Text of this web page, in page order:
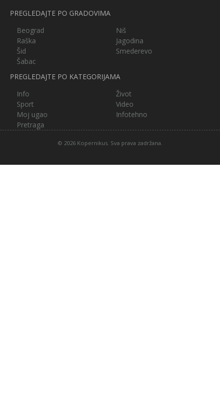
PREGLEDAJTE PO GRADOVIMA
Beograd
Niš
Raška
Jagodina
Šid
Smederevo
Šabac
PREGLEDAJTE PO KATEGORIJAMA
Info
Život
Sport
Video
Moj ugao
Infotehno
Pretraga
© 2026 Kopernikus. Sva prava zadržana.